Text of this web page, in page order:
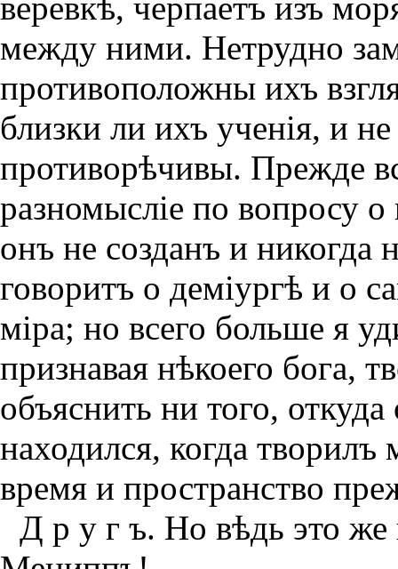
между ними. Нетрудно
противоположны ихъ
близки ли ихъ ученiя, и
противорѣчивы. Прежде
разномыслiе по вопросу
онъ не созданъ и никогда
говоритъ о демiургѣ и о
мiра; но всего больше я
признавая нѣкоего бога,
объяснить ни того,
находился, когда
время и пространство
Д р у г ъ. Но вѣдь это